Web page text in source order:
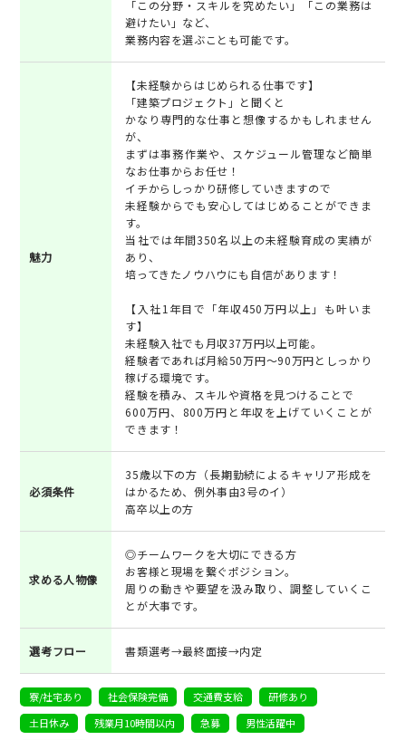
「この分野・スキルを究めたい」「この業務は
避けたい」など、
業務内容を選ぶことも可能です。
魅力
【未経験からはじめられる仕事です】
「建築プロジェクト」と聞くと
かなり専門的な仕事と想像するかもしれません
が、
まずは事務作業や、スケジュール管理など簡単
なお仕事からお任せ！
イチからしっかり研修していきますので
未経験からでも安心してはじめることができま
す。
当社では年間350名以上の未経験育成の実績が
あり、
培ってきたノウハウにも自信があります！
【入社1年目で「年収450万円以上」も叶いま
す】
未経験入社でも月収37万円以上可能。
経験者であれば月給50万円～90万円としっかり
稼げる環境です。
経験を積み、スキルや資格を見つけることで
600万円、800万円と年収を上げていくことが
できます！
必須条件
35歳以下の方（長期勤続によるキャリア形成を
はかるため、例外事由3号のイ）
高卒以上の方
求める人物像
◎チームワークを大切にできる方
お客様と現場を繋ぐポジション。
周りの動きや要望を汲み取り、調整していくこ
とが大事です。
選考フロー 書類選考→最終面接→内定
寮/社宅あり 社会保険完備 交通費支給
研修あり
土日休み
残業月10時間以内 急募
男性活躍中